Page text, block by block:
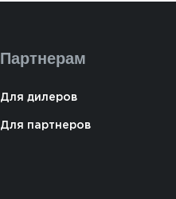
Партнерам
Для дилеров
Для партнеров